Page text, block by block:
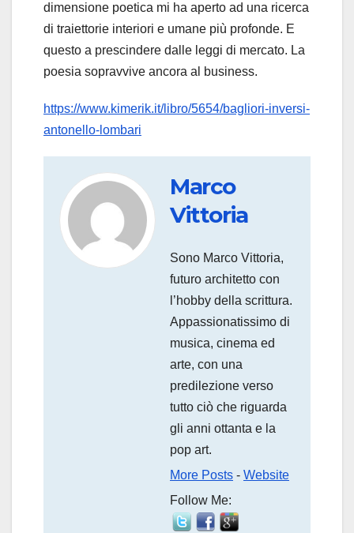
dimensione poetica mi ha aperto ad una ricerca
di traiettorie interiori e umane più profonde. E
questo a prescindere dalle leggi di mercato. La
poesia sopravvive ancora al business.
https://www.kimerik.it/libro/5654/bagliori-inversi-
antonello-lombari
Marco
Vittoria
Sono Marco Vittoria,
futuro architetto con
l’hobby della scrittura.
Appassionatissimo di
musica, cinema ed
arte, con una
predilezione verso
tutto ciò che riguarda
gli anni ottanta e la
pop art.
More Posts - Website
Follow Me: